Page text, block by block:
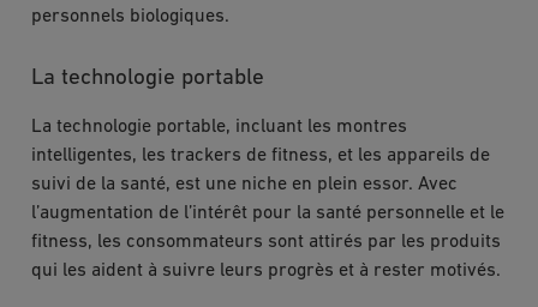
personnels biologiques.
La technologie portable
La technologie portable, incluant les montres
intelligentes, les trackers de fitness, et les appareils de
suivi de la santé, est une niche en plein essor. Avec
l’augmentation de l’intérêt pour la santé personnelle et le
fitness, les consommateurs sont attirés par les produits
qui les aident à suivre leurs progrès et à rester motivés.